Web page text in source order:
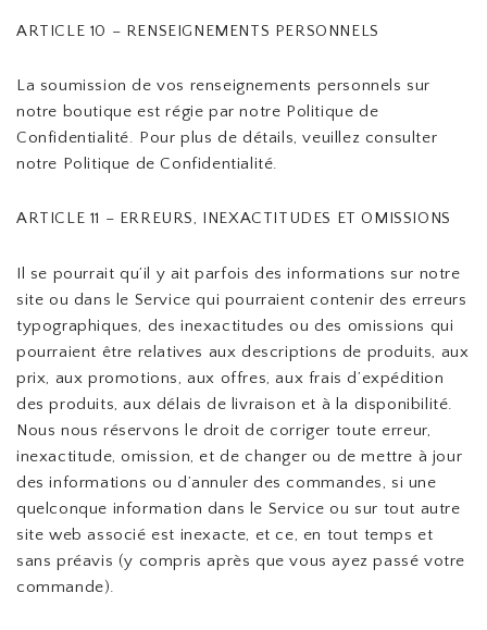
ARTICLE 10 – RENSEIGNEMENTS PERSONNELS
La soumission de vos renseignements personnels sur
notre boutique est régie par notre Politique de
Confidentialité. Pour plus de détails, veuillez consulter
notre Politique de Confidentialité.
ARTICLE 11 – ERREURS, INEXACTITUDES ET OMISSIONS
Il se pourrait qu’il y ait parfois des informations sur notre
site ou dans le Service qui pourraient contenir des erreurs
typographiques, des inexactitudes ou des omissions qui
pourraient être relatives aux descriptions de produits, aux
prix, aux promotions, aux offres, aux frais d’expédition
des produits, aux délais de livraison et à la disponibilité.
Nous nous réservons le droit de corriger toute erreur,
inexactitude, omission, et de changer ou de mettre à jour
des informations ou d’annuler des commandes, si une
quelconque information dans le Service ou sur tout autre
site web associé est inexacte, et ce, en tout temps et
sans préavis (y compris après que vous ayez passé votre
commande).